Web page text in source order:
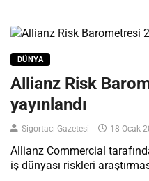
DÜNYA
Allianz Risk
yayınlandı
Sigortacı Gazetesi 18 Ocak
Allianz Commercial
iş dünyası riskleri